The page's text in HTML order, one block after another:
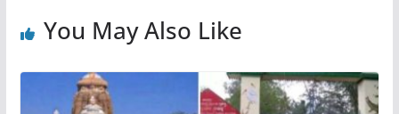
You May Also Like